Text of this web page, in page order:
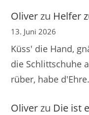
Oliverzu Helfer
13. Juni 2026
Küss' die Hand,
die Schlittschuhe
rüber, habe d'Ehre.
Oliverzu Die ist